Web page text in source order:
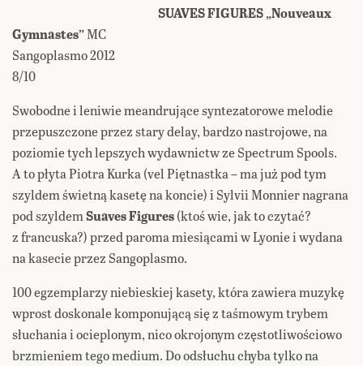
SUAVES FIGURES „Nouveaux
Gymnastes”MC
Sangoplasmo 2012
8/10
Swobodne i leniwie meandrujące syntezatorowe melodie
przepuszczone przez stary delay, bardzo nastrojowe, na
poziomie tych lepszych wydawnictw ze Spectrum Spools.
A to płyta Piotra Kurka (vel Piętnastka – ma już pod tym
szyldem świetną kasetę na koncie) i Sylvii Monnier nagrana
pod szyldemSuaves Figures(ktoś wie, jak to czytać?
z francuska?) przed paroma miesiącami w Lyonie i wydana
na kasecie przez Sangoplasmo.
100 egzemplarzy niebieskiej kasety, która zawiera muzykę
wprost doskonale komponującą się z taśmowym trybem
słuchania i ocieplonym, nico okrojonym częstotliwościowo
brzmieniem tego medium. Do odsłuchu chyba tylko na